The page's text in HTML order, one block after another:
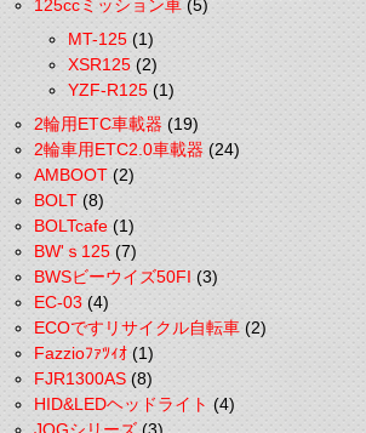
125ccミッション車(5)
MT-125(1)
XSR125(2)
YZF-R125(1)
2輪用ETC車載器(19)
2輪車用ETC2.0車載器(24)
AMBOOT(2)
BOLT(8)
BOLTcafe(1)
BW'ｓ125(7)
BWSビーウイズ50FI(3)
EC-03(4)
ECOですリサイクル自転車(2)
Fazzioﾌｧﾂｨｵ(1)
FJR1300AS(8)
HID&LEDヘッドライト(4)